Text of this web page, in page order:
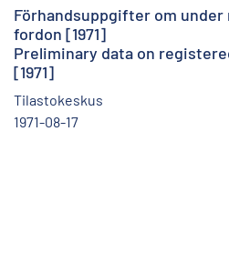
Förhandsuppgifter om
fordon [1971]
Preliminary data on
[1971]
Tilastokeskus
1971-08-17